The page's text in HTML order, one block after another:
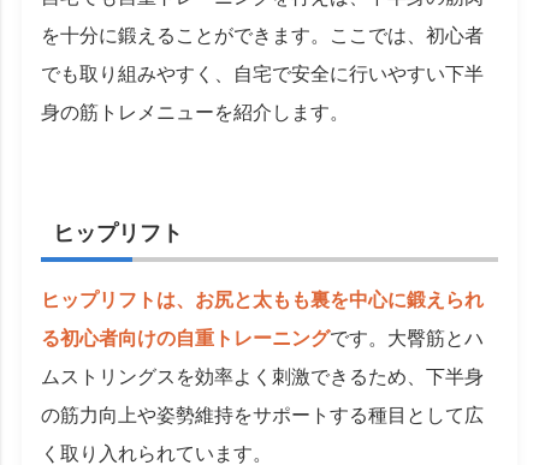
を十分に鍛えることができます。ここでは、初心者
でも取り組みやすく、自宅で安全に行いやすい下半
身の筋トレメニューを紹介します。
ヒップリフト
ヒップリフトは、お尻と太もも裏を中心に鍛えられ
る初心者向けの自重トレーニングです。大臀筋とハ
ムストリングスを効率よく刺激できるため、下半身
の筋力向上や姿勢維持をサポートする種目として広
く取り入れられています。